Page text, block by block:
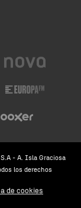
- A. Isla Graciosa
los derechos
de cookies